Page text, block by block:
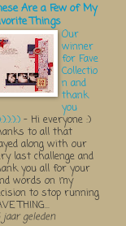
Are a Few of My
Things
Our
winner
for Fave
Collectio
n and
thank
you
- Hi everyone :)
to all that
along with our
last challenge and
you all for your
words on my
to stop running
THING...
jaar geleden